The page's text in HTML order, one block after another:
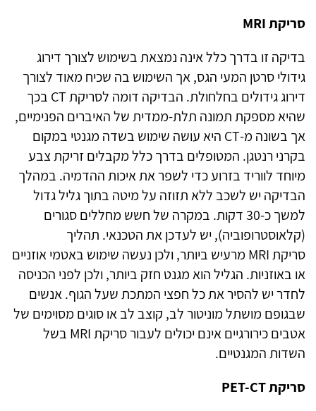
סריקתMRI
בדיקה זו בדרך כלל אינה נמצאת בשימוש לצורך דירוג
גידולי סרטן המעי הגס, אך השימוש בה שכיח מאוד לצורך
דירוג גידולים בחלחולת. הבדיקה דומה לסריקתCT בכך
שהיא מספקת תמונה תלת-ממדית של האיברים הפנימיים,
אך בשונה מ-CT היא עושה שימוש בשדה מגנטי במקום
בקרני רנטגן. המטופלים בדרך כלל מקבלים זריקת צבע
מיוחד לווריד בזרוע כדי לשפר את איכות ההדמיה. במהלך
הבדיקה יש לשכב ללא תזוזה על מיטה בתוך גליל גדול
למשך כ-30 דקות. במקרה של חשש מחללים סגורים
(קלאוסטרופוביה), יש לעדכן את הטכנאי. תהליך
סריקתMRI מרעיש ביותר, ולכן נעשה שימוש באטמי אוזניים
או באוזניות. הגליל הוא מגנט חזק ביותר, ולכן לפני הכניסה
לחדר יש להסיר את כל חפצי המתכת שעל הגוף. אנשים
שבגופם מושתל מוניטור לב, קוצב לב או סוגים מסוימים של
אטבים כירורגיים אינם יכולים לעבור סריקתMRI בשל
השדות המגנטיים.
סריקתPET-CT